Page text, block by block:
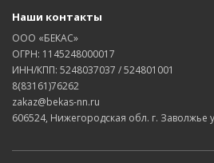
Наши контакты
ООО «БЕКАС»
ОГРН: 1145248000017
ИНН/КПП: 5248037037 / 524801001
8(83161)76262
zakaz@bekas-nn.ru
606524, Нижегородская обл. г. Заволжье